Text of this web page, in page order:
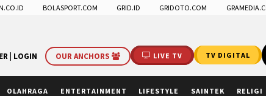
BOLASPORT.COM GRID.ID GRIDOTO.COM
LIVE TV TV DIGITAL
| LOGIN OUR ANCHORS
OLAHRAGA ENTERTAINMENT LIFESTYLE SAINTEK RELIGI